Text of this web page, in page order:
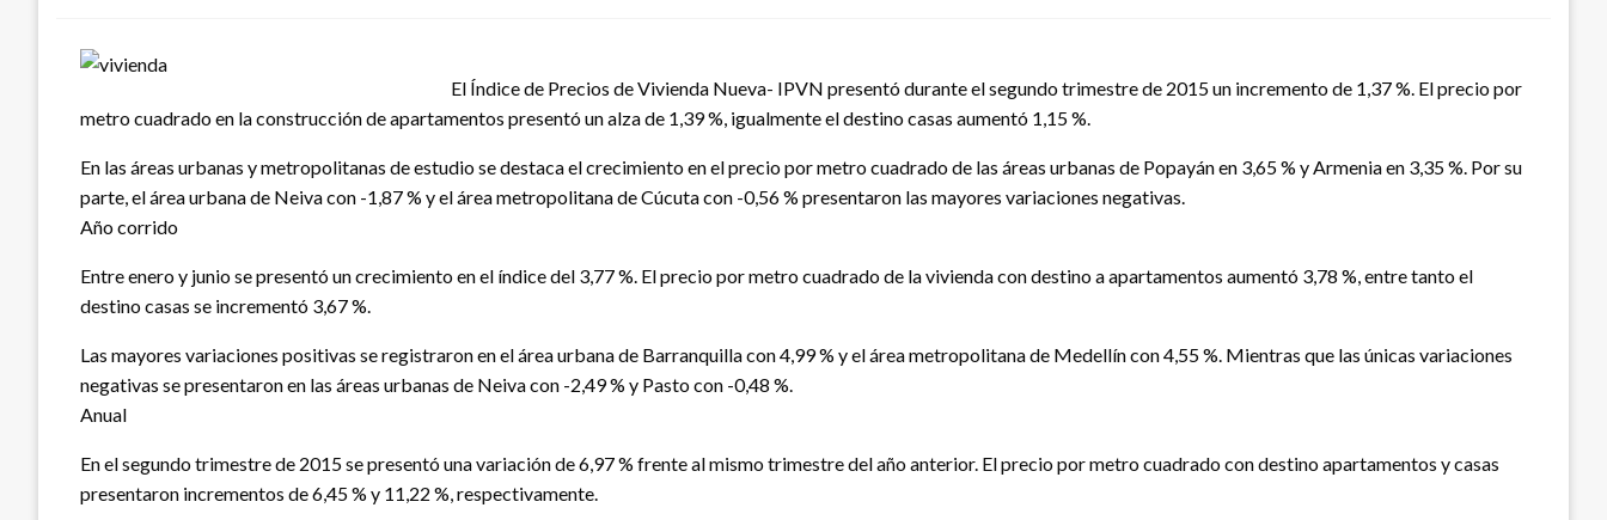
El Índice de Precios de Vivienda Nueva- IPVN presentó durante el segundo trimestre de 2015 un incremento de 1,37 %. El precio por
metro cuadrado en la construcción de apartamentos presentó un alza de 1,39 %, igualmente el destino casas aumentó 1,15 %.
En las áreas urbanas y metropolitanas de estudio se destaca el crecimiento en el precio por metro cuadrado de las áreas urbanas de Popayán en 3,65 % y Armenia en 3,35 %. Por su
parte, el área urbana de Neiva con -1,87 % y el área metropolitana de Cúcuta con -0,56 % presentaron las mayores variaciones negativas.
Año corrido
Entre enero y junio se presentó un crecimiento en el índice del 3,77 %. El precio por metro cuadrado de la vivienda con destino a apartamentos aumentó 3,78 %, entre tanto el
destino casas se incrementó 3,67 %.
Las mayores variaciones positivas se registraron en el área urbana de Barranquilla con 4,99 % y el área metropolitana de Medellín con 4,55 %. Mientras que las únicas variaciones
negativas se presentaron en las áreas urbanas de Neiva con -2,49 % y Pasto con -0,48 %.
Anual
En el segundo trimestre de 2015 se presentó una variación de 6,97 % frente al mismo trimestre del año anterior. El precio por metro cuadrado con destino apartamentos y casas
presentaron incrementos de 6,45 % y 11,22 %, respectivamente.